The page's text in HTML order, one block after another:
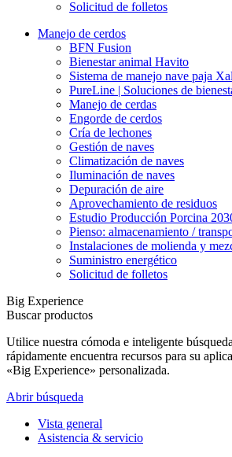
Solicitud de folletos
Manejo de cerdos
BFN Fusion
Bienestar animal Havito
Sistema de manejo nave paja
PureLine | Soluciones de
Manejo de cerdas
Engorde de cerdos
Cría de lechones
Gestión de naves
Climatización de naves
Iluminación de naves
Depuración de aire
Aprovechamiento de residuos
Estudio Producción Porcina
Pienso: almacenamiento /
Instalaciones de molienda y
Suministro energético
Solicitud de folletos
Big Experience
Buscar productos
Utilice nuestra cómoda e inteligente
rápidamente encuentra recursos para su
«Big Experience» personalizada.
Abrir búsqueda
Vista general
Asistencia & servicio